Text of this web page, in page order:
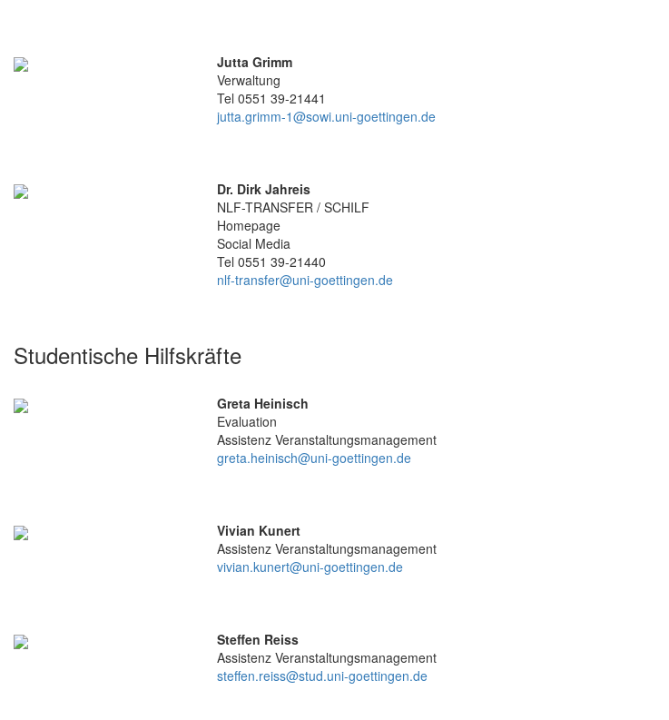
Jutta Grimm
Verwaltung
Tel 0551 39-21441
jutta.grimm-1@sowi.uni-goettingen.de
Dr. Dirk Jahreis
NLF-TRANSFER / SCHILF
Homepage
Social Media
Tel 0551 39-21440
nlf-transfer@uni-goettingen.de
Studentische Hilfskräfte
Greta Heinisch
Evaluation
Assistenz Veranstaltungsmanagement
greta.heinisch@uni-goettingen.de
Vivian Kunert
Assistenz Veranstaltungsmanagement
vivian.kunert@uni-goettingen.de
Steffen Reiss
Assistenz Veranstaltungsmanagement
steffen.reiss@stud.uni-goettingen.de